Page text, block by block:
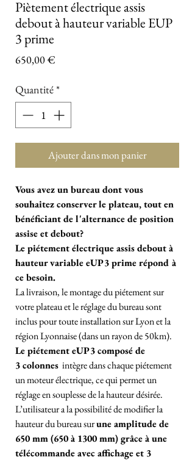
Piètement électrique assis
debout à hauteur variable EUP
3 prime
650,00 €
Quantité*
Ajouter dans mon panier
Vous avez un bureau dont vous
souhaitez conserver le plateau, tout en
bénéficiant de l'alternance de position
assise et debout?
Le piétement électrique assis debout à
hauteur variable eUP3 prime répond à
ce besoin.
La livraison, le montage du piétement sur
votre plateau et le réglage du bureau sont
inclus pour toute installation sur Lyon et la
région Lyonnaise (dans un rayon de 50km).
Le piétement eUP3 composé de
3 colonnes intègre dans chaque piétement
un moteur électrique, ce qui permet un
réglage en souplesse de la hauteur désirée.
L’utilisateur a la possibilité de modifier la
hauteur du bureau surune amplitude de
650 mm (650 à 1300 mm) grâce à une
télécommande avec affichage et 3